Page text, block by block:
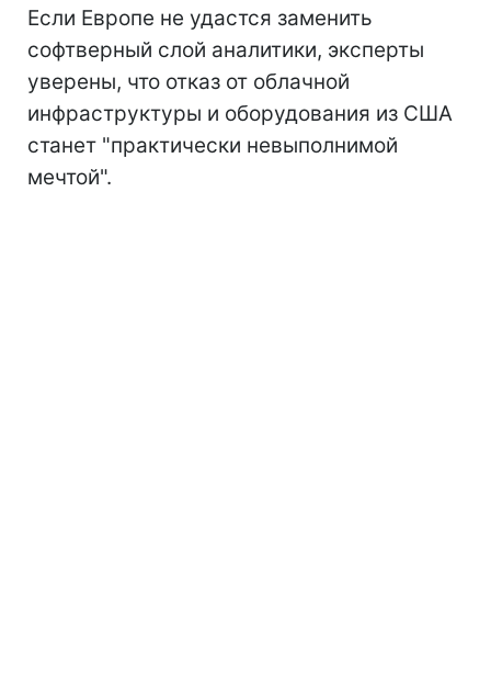
Если Европе не удастся заменить
софтверный слой аналитики, эксперты
уверены, что отказ от облачной
инфраструктуры и оборудования из США
станет "практически невыполнимой
мечтой".